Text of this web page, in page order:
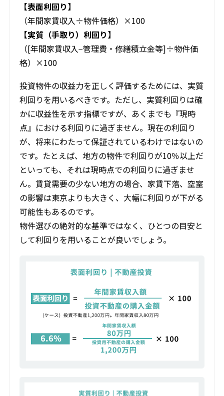
【表面利回り】
（年間家賃収入÷物件価格）×100
【実質（手取り）利回り】
（[年間家賃収入−管理費・修繕積立金等]÷物件価
格）×100
投資物件の収益力を正しく評価するためには、実質
利回りを用いるべきです。ただし、実質利回りは確
かに収益性を示す指標ですが、あくまでも『現時
点』における利回りに過ぎません。現在の利回り
が、将来にわたって保証されているわけではないの
です。たとえば、地方の物件で利回りが10％以上だ
といっても、それは現時点での利回りに過ぎませ
ん。賃貸需要の少ない地方の場合、家賃下落、空室
の影響は東京よりも大きく、大幅に利回りが下がる
可能性もあるのです。
物件選びの絶対的な基準ではなく、ひとつの目安と
して利回りを用いることが良いでしょう。